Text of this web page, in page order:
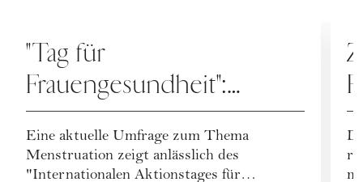
"Tag für
Frauengesundheit":
alarmierende Ergebnisse
des Menstruationsreports
Eine aktuelle Umfrage zum Thema
Menstruation zeigt anlässlich des
"Internationalen Aktionstages für